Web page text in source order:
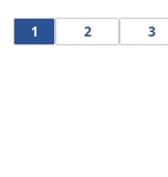
1 2 3